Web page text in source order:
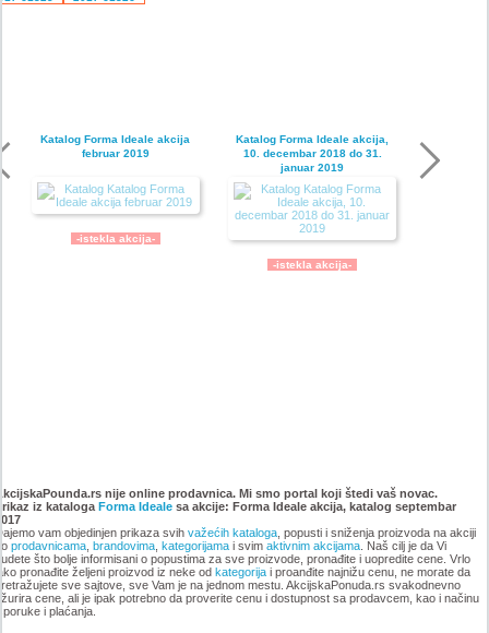
Katalog Forma Ideale akcija
februar 2019
-istekla akcija-
Katalog Forma Ideale akcija,
10. decembar 2018 do 31.
januar 2019
-istekla akcija-
namestaja, akcija 6. novembar
do 9. decembar 2018
-istekla akcija-
oktobar 2018
-istekla akcija-
nije online prodavnica. Mi smo portal koji štedi vaš novac.
iz kataloga Forma Idealesa akcije: Forma Ideale akcija, katalog septembar
vam objedinjen prikaza svih važećih kataloga, popusti i sniženja proizvoda na akciji
prodavnicama, brandovima, kategorijamai svim aktivnim akcijama. Naš cilj je da Vi
što bolje informisani o popustima za sve proizvode, pronađite i uopredite cene. Vrlo
pronađite željeni proizvod iz neke od kategorijai proanđite najnižu cenu, ne morate da
sve sajtove, sve Vam je na jednom mestu. AkcijskaPonuda.rs svakodnevno
cene, ali je ipak potrebno da proverite cenu i dostupnost sa prodavcem, kao i načinu
i plaćanja.